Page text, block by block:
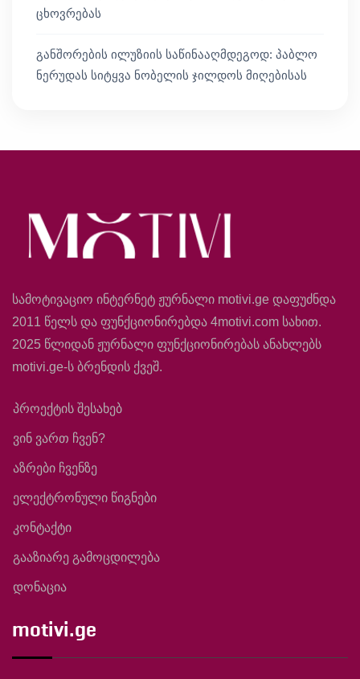
ცხოვრებას
განშორების ილუზიის საწინააღმდეგოდ: პაბლო
ნერუდას სიტყვა ნობელის ჯილდოს მიღებისას
სამოტივაციო ინტერნეტ ჟურნალი motivi.ge დაფუძნდა
2011 წელს და ფუნქციონირებდა 4motivi.com სახით.
2025 წლიდან ჟურნალი ფუნქციონირებას ანახლებს
motivi.ge-ს ბრენდის ქვეშ.
პროექტის შესახებ
ვინ ვართ ჩვენ?
აზრები ჩვენზე
ელექტრონული წიგნები
კონტაქტი
გააზიარე გამოცდილება
დონაცია
motivi.ge